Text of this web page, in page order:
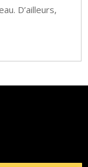
D’ailleurs,